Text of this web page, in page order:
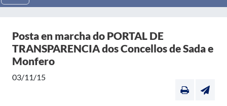
Posta en marcha do PORTAL DE
TRANSPARENCIA dos Concellos de Sada e
Monfero
03/11/15